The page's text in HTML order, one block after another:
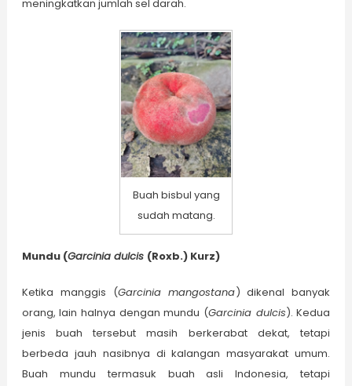
meningkatkan jumlah sel darah.
Buah bisbul yang
sudah matang.
Mundu (Garcinia dulcis (Roxb.) Kurz)
Ketika manggis (Garcinia mangostana) dikenal banyak
orang, lain halnya dengan mundu (Garcinia dulcis). Kedua
jenis buah tersebut masih berkerabat dekat, tetapi
berbeda jauh nasibnya di kalangan masyarakat umum.
Buah mundu termasuk buah asli Indonesia, tetapi